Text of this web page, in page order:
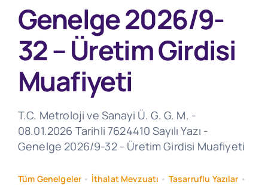
Genelge 2026/9-
32 – Üretim Girdisi
Muafiyeti
T.C. Metroloji ve Sanayi Ü. G. G. M. -
08.01.2026 Tarihli 7624410 Sayılı Yazı -
Genelge 2026/9-32 - Üretim Girdisi Muafiyeti
Tüm Genelgeler • İthalat Mevzuatı • Tasarruflu Yazılar •